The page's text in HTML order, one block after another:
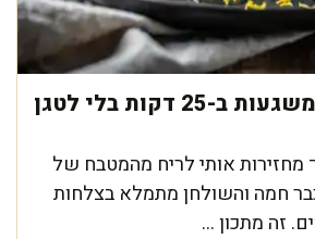
לביבות זוקיני משגעות ב-25 דקות בלי לטגן
מחזירות אותי לריח מהמטבח של
חמה והשולחן מתמלא בצלחות
זה מתכון ...